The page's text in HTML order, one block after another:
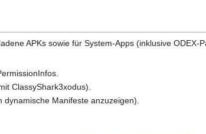
APKs sowie für System-Apps (inklusive ODEX-
ClassyShark3xodus).
dynamische Manifeste anzuzeigen).